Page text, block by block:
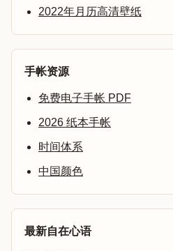
2022年月历高清壁纸
手帐资源
免费电子手帐 PDF
2026 纸本手帐
时间体系
中国颜色
最新自在心语